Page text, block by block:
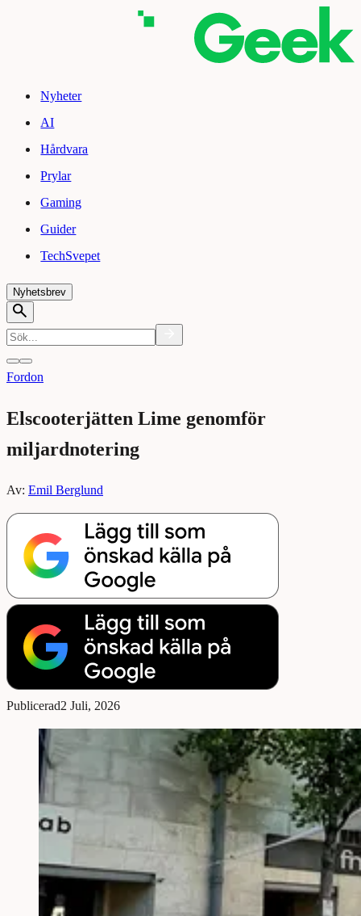
Nyheter
AI
Hårdvara
Prylar
Gaming
Guider
TechSvepet
Nyhetsbrev
Fordon
Elscooterjätten Lime genomför
miljardnotering
Av: Emil Berglund
Publicerad2 Juli, 2026